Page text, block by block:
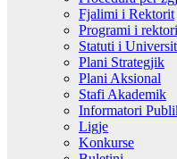
Fjalimi i Rektorit
Programi i
Statuti i
Plani Strategjik
Plani Aksional
Stafi Akademik
Informatori
Ligje
Konkurse